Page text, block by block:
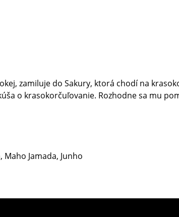
zamiluje do Sakury, ktorá chodí na
o krasokorčuľovanie. Rozhodne sa mu
Jamada, Junho